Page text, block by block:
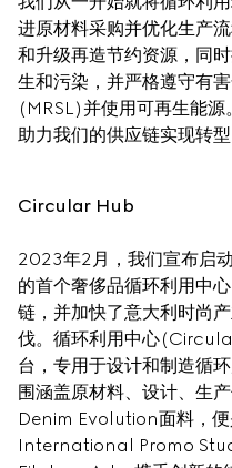
进原材料采购并优化生产
和升级再造节约资源，同
生和污染，并严格遵守有
(MRSL)并使用可再生能源
助力我们的供应链实现转型
Circular Hub
2023年2月，我们宣布启
的首个奢侈品循环利用中
链，并加快了意大利时尚
伐。循环利用中心
台，专用于设计和制造循
围涵盖原材料、设计、生
Denim Evolution面料，
International Promo